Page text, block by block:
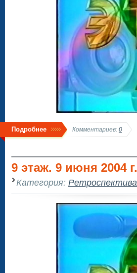
Подробнее Комментариев: 0
9 этаж. 9 июня 2004 г.
Категория: Ретроспектива